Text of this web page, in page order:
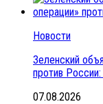
Новости
Зеленский
против
07.08.2026